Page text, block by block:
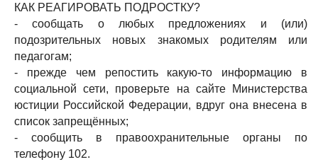
КАК РЕАГИРОВАТЬ ПОДРОСТКУ?
- сообщать о любых предложениях и (или)
подозрительных новых знакомых родителям или
педагогам;
- прежде чем репостить какую-то информацию в
социальной сети, проверьте на сайте Министерства
юстиции Российской Федерации, вдруг она внесена в
список запрещённых;
- сообщить в правоохранительные органы по
телефону 102.